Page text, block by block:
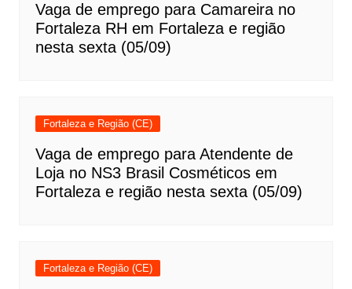
Vaga de emprego para Camareira no
Fortaleza RH em Fortaleza e região
nesta sexta (05/09)
Fortaleza e Região (CE)
Vaga de emprego para Atendente de
Loja no NS3 Brasil Cosméticos em
Fortaleza e região nesta sexta (05/09)
Fortaleza e Região (CE)